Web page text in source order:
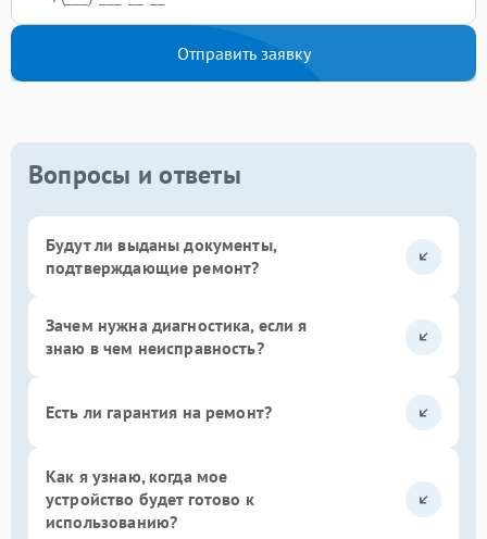
Отправить заявку
Вопросы и ответы
Будут ли выданы документы,
подтверждающие ремонт?
Зачем нужна диагностика, если я
знаю в чем неисправность?
Есть ли гарантия на ремонт?
Как я узнаю, когда мое
устройство будет готово к
использованию?